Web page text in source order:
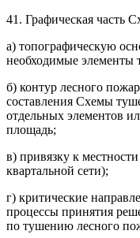
41. Графическая часть
а) топографическую
необходимые элементы
б) контур лесного
составления Схемы
отдельных элементов
площадь;
в) привязку к
квартальной сети);
г) критические
процессы принятия
по тушению лесного